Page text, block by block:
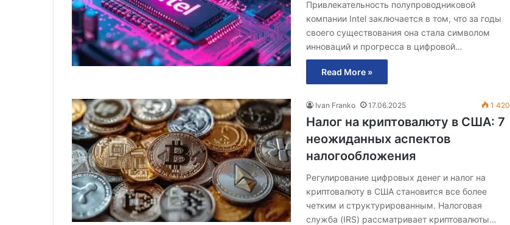
Привлекательность полупроводниковой
компании Intel заключается в том, что за годы
своего существования она стала символом
инноваций и прогресса в цифровой…
Read More »
Ivan Franko 17.06.2025 1 420
Налог на криптовалюту в США: 7
неожиданных аспектов
налогообложения
Регулирование цифровых денег и налог на
криптовалюту в США становится все более
четким и структурированным. Налоговая
служба (IRS) рассматривает криптовалюты…